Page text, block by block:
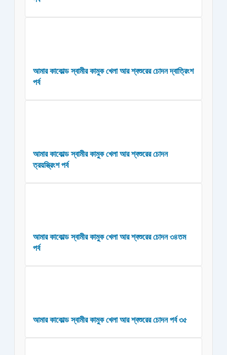
আমার কাকোল্ড স্বামীর কামুক খেলা আর শ্বশুরের চোদন দ্বাত্রিংশ
পর্ব
আমার কাকোল্ড স্বামীর কামুক খেলা আর শ্বশুরের চোদন
ত্রয়স্ত্রিংশ পর্ব
আমার কাকোল্ড স্বামীর কামুক খেলা আর শ্বশুরের চোদন ৩৪তম
পর্ব
আমার কাকোল্ড স্বামীর কামুক খেলা আর শ্বশুরের চোদন পর্ব ৩৫